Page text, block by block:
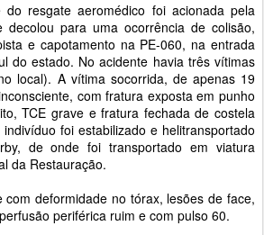
resgate aeromédico foi acionada pela
decolou para uma ocorrência de colisão,
e capotamento na PE-060, na entrada
do estado. No acidente havia três vítimas
local). A vítima socorrida, de apenas 19
com fratura exposta em punho
TCE grave e fratura fechada de costela
foi estabilizado e helitransportado
de onde foi transportado em viatura
da Restauração.
com deformidade no tórax, lesões de face,
periférica ruim e com pulso 60.